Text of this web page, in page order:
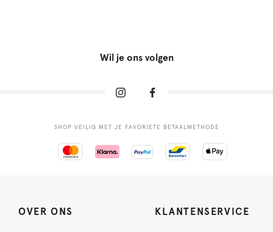
Wil je ons volgen
SHOP VEILIG MET JE FAVORIETE BETAALMETHODE
OVER ONS KLANTENSERVICE